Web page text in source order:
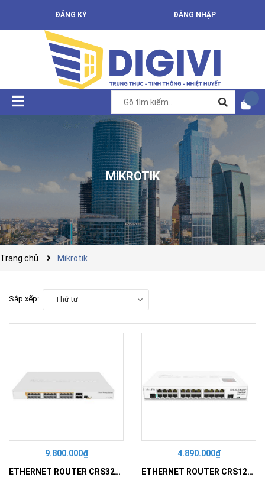
ĐĂNG KÝ ĐĂNG NHẬP
MIKROTIK
Trang chủ Mikrotik
Sắp xếp: Thứ tự
9.800.000₫
ETHERNET ROUTER CRS328-24P-4S+RM
4.890.000₫
ETHERNET ROUTER CRS125-24G-1S-IN